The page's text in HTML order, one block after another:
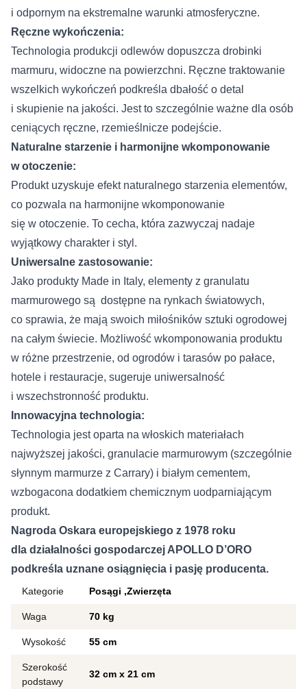
i odpornym na ekstremalne warunki atmosferyczne.
Ręczne wykończenia:
Technologia produkcji odlewów dopuszcza drobinki
marmuru, widoczne na powierzchni. Ręczne traktowanie
wszelkich wykończeń podkreśla dbałość o detal
i skupienie na jakości. Jest to szczególnie ważne dla osób
ceniących ręczne, rzemieślnicze podejście.
Naturalne starzenie i harmonijne wkomponowanie
w otoczenie:
Produkt uzyskuje efekt naturalnego starzenia elementów,
co pozwala na harmonijne wkomponowanie
się w otoczenie. To cecha, która zazwyczaj nadaje
wyjątkowy charakter i styl.
Uniwersalne zastosowanie:
Jako produkty Made in Italy, elementy z granulatu
marmurowego są dostępne na rynkach światowych,
co sprawia, że ​​mają swoich miłośników sztuki ogrodowej
na całym świecie. Możliwość wkomponowania produktu
w różne przestrzenie, od ogrodów i tarasów po pałace,
hotele i restauracje, sugeruje uniwersalność
i wszechstronność produktu.
Innowacyjna technologia:
Technologia jest oparta na włoskich materiałach
najwyższej jakości, granulacie marmurowym (szczególnie
słynnym marmurze z Carrary) i białym cementem,
wzbogacona dodatkiem chemicznym uodparniającym
produkt.
Nagroda Oskara europejskiego z 1978 roku
dla działalności gospodarczej APOLLO D’ORO
podkreśla uznane osiągnięcia i pasję producenta.
Kategorie Posągi Zwierzęta
Waga 70 kg
Wysokość 55 cm
Szerokość
podstawy
32 cm x 21 cm